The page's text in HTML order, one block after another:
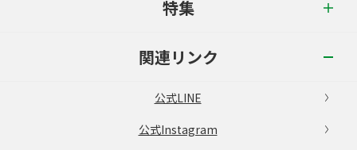
特集
関連リンク
公式LINE
公式Instagram